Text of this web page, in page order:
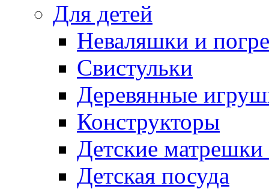
Для детей
Неваляшки и
Свистульки
Деревянные
Конструкторы
Детские
Детская посуда